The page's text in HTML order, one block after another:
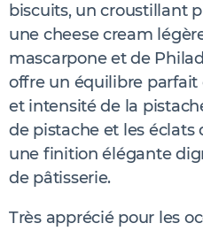
biscuits, un croustillant
une cheese cream
mascarpone et de
offre un équilibre
et intensité de la
de pistache et les
une finition élégante
de pâtisserie.
Très apprécié pour les